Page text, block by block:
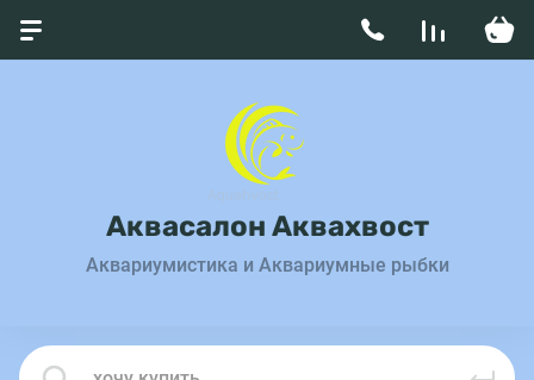
Аквасалон Аквахвост
Аквариумистика и Аквариумные рыбки